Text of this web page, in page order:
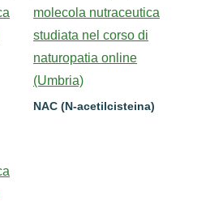
NAC (N-acetilcisteina)